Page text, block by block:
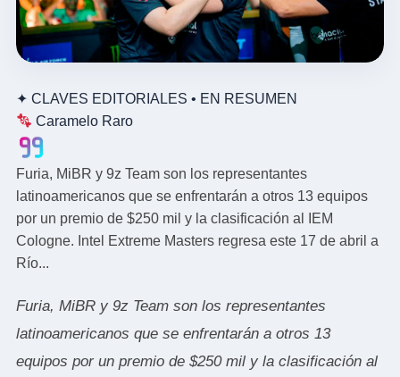
✦ CLAVES EDITORIALES • EN RESUMEN
Caramelo Raro
Furia, MiBR y 9z Team son los representantes
latinoamericanos que se enfrentarán a otros 13 equipos
por un premio de $250 mil y la clasificación al IEM
Cologne. Intel Extreme Masters regresa este 17 de abril a
Río...
Furia, MiBR y 9z Team son los representantes
latinoamericanos que se enfrentarán a otros 13
equipos por un premio de $250 mil y la clasificación al